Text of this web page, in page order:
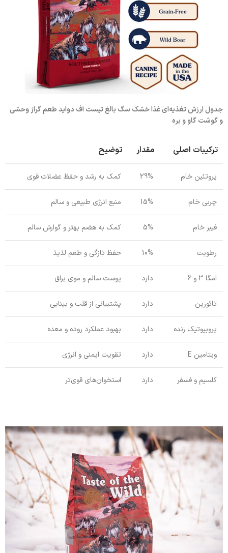
جدول ارزش تغذیه‌ای غذا خشک سگ بالغ تیست آف دواید طعم گراز وحشی
و گوشت گاو و بره
ترکیبات اصلی مقدار توضیح
پروتئین خام 29% کمک به رشد و حفظ عضلات قوی
چربی خام 15% منبع انرژی طبیعی و سالم
فیبر خام 5% کمک به هضم بهتر و گوارش سالم
رطوبت 10% حفظ تازگی و طعم لذیذ
امگا 3 و 6 دارد پوست سالم و موی براق
تائورین دارد پشتیبانی از قلب و بینایی
پروبیوتیک زنده دارد بهبود عملکرد روده و معده
ویتامین E دارد تقویت ایمنی و انرژی
کلسیم و فسفر دارد استخوان‌های قوی‌تر